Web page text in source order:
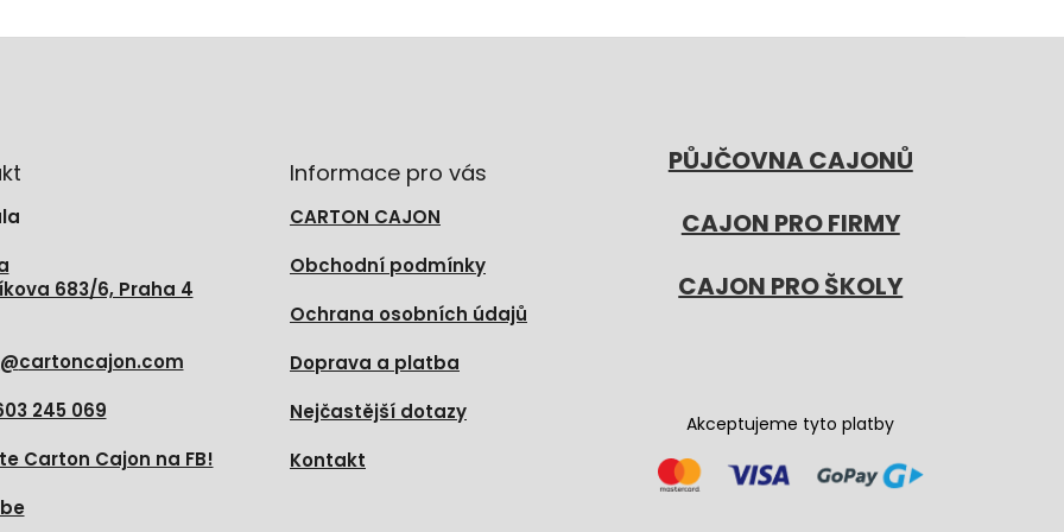
683/6, Praha 4
@cartoncajon.com
245 069
Carton Cajon na FB!
Informace pro vás
CARTON CAJON
Obchodní podmínky
Ochrana osobních údajů
Doprava a platba
Nejčastější dotazy
Kontakt
PŮJČOVNA CAJONŮ
CAJON PRO FIRMY
CAJON PRO ŠKOLY
Akceptujeme tyto platby